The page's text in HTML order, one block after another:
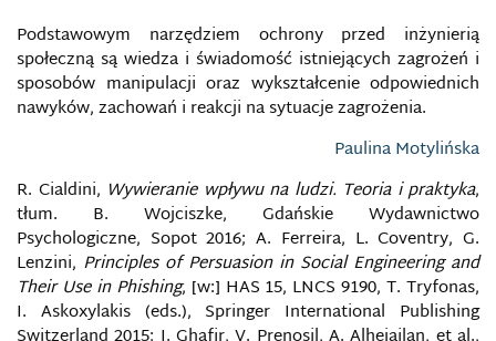
Podstawowym narzędziem ochrony przed inżynierią
społeczną są wiedza i świadomość istniejących zagrożeń i
sposobów manipulacji oraz wykształcenie odpowiednich
nawyków, zachowań i reakcji na sytuacje zagrożenia.
Paulina Motylińska
R. Cialdini, Wywieranie wpływu na ludzi. Teoria i praktyka,
tłum. B. Wojciszke, Gdańskie Wydawnictwo
Psychologiczne, Sopot 2016; A. Ferreira, L. Coventry, G.
Lenzini, Principles of Persuasion in Social Engineering and
Their Use in Phishing, [w:] HAS 15, LNCS 9190, T. Tryfonas,
I. Askoxylakis (eds.), Springer International Publishing
HAKER
HAKTYWIZM
HARD POWER
HEJT
HONEYPOT